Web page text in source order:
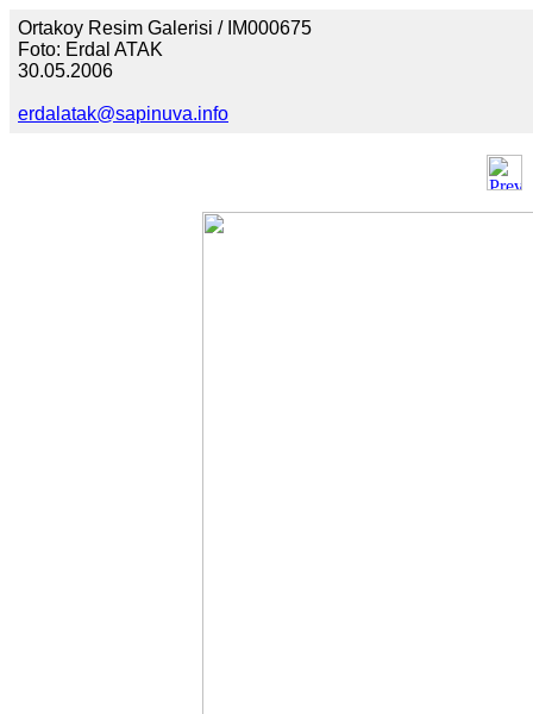
Ortakoy Resim Galerisi / IM000675
Foto: Erdal ATAK
30.05.2006
erdalatak@sapinuva.info